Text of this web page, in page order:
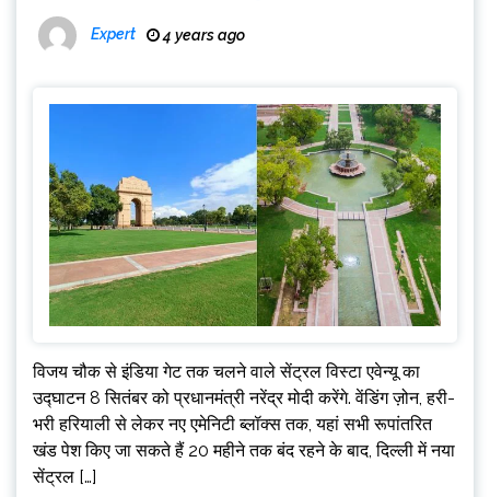
Expert 4 years ago
विजय चौक से इंडिया गेट तक चलने वाले सेंट्रल विस्टा एवेन्यू का
उद्घाटन 8 सितंबर को प्रधानमंत्री नरेंद्र मोदी करेंगे. वेंडिंग ज़ोन, हरी-
भरी हरियाली से लेकर नए एमेनिटी ब्लॉक्स तक, यहां सभी रूपांतरित
खंड पेश किए जा सकते हैं 20 महीने तक बंद रहने के बाद, दिल्ली में नया
सेंट्रल […]